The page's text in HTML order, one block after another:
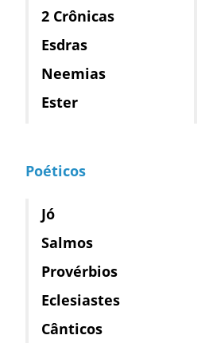
2 Crônicas
Esdras
Neemias
Ester
Poéticos
Jó
Salmos
Provérbios
Eclesiastes
Cânticos